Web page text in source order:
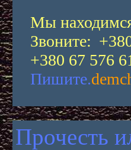
Мы
Звоните:
+380 67 576
Пишите.
Прочесть